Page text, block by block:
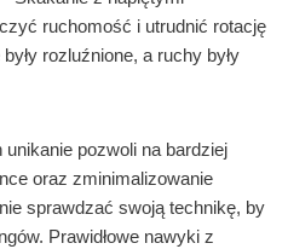
ruchomość i utrudnić rotację
rozluźnione, a ruchy były
unikanie pozwoli na bardziej
oraz zminimalizowanie
sprawdzać swoją technikę, by
Prawidłowe nawyki z